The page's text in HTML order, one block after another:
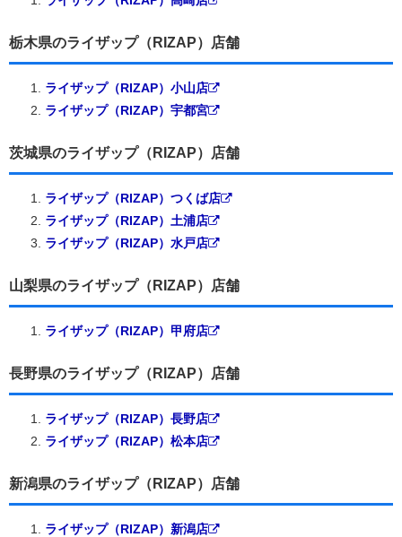
栃木県のライザップ（RIZAP）店舗
ライザップ（RIZAP）小山店
ライザップ（RIZAP）宇都宮
茨城県のライザップ（RIZAP）店舗
ライザップ（RIZAP）つくば店
ライザップ（RIZAP）土浦店
ライザップ（RIZAP）水戸店
山梨県のライザップ（RIZAP）店舗
ライザップ（RIZAP）甲府店
長野県のライザップ（RIZAP）店舗
ライザップ（RIZAP）長野店
ライザップ（RIZAP）松本店
新潟県のライザップ（RIZAP）店舗
ライザップ（RIZAP）新潟店